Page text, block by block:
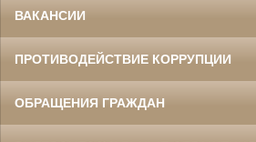
ВАКАНСИИ
ПРОТИВОДЕЙСТВИЕ КОРРУПЦИИ
ОБРАЩЕНИЯ ГРАЖДАН